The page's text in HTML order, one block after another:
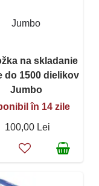
Jumbo
na skladanie
do 1500 dielikov
Jumbo
în 14 zile
100,00 Lei